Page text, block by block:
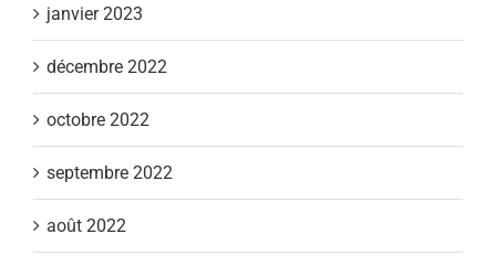
janvier 2023
décembre 2022
octobre 2022
septembre 2022
août 2022